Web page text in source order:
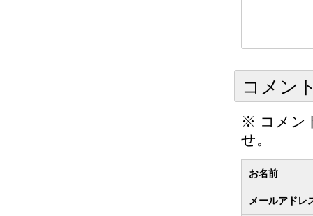
コメン
※ コメン
せ。
お名前
メールアドレ